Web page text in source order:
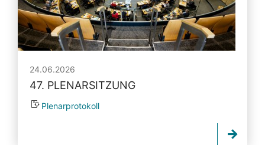
24.06.2026
47. PLENARSITZUNG
Plenarprotokoll